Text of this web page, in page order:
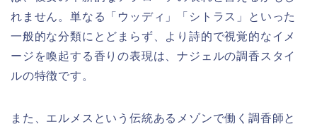
れません。単なる「ウッディ」「シトラス」といった
一般的な分類にとどまらず、より詩的で視覚的なイメ
ージを喚起する香りの表現は、ナジェルの調香スタイ
ルの特徴です。
また、エルメスという伝統あるメゾンで働く調香師と